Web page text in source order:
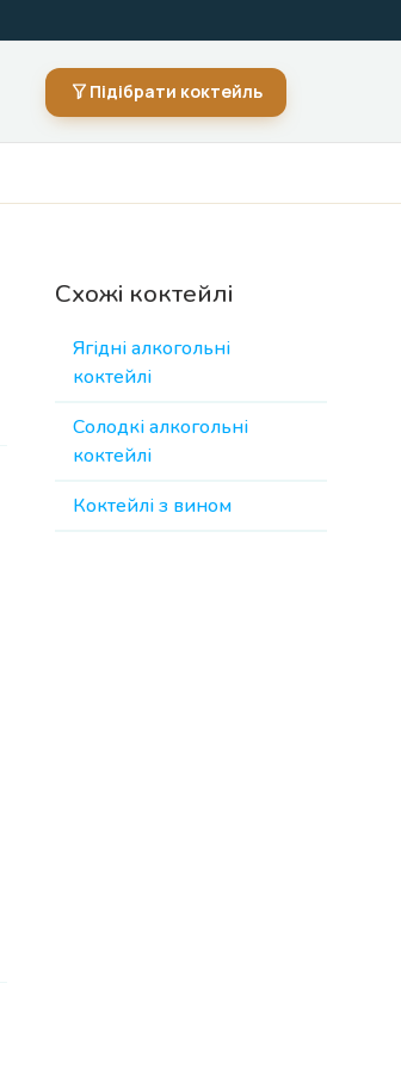
Підібрати коктейль
Схожі коктейлі
Ягідні алкогольні
коктейлі
Солодкі алкогольні
коктейлі
Коктейлі з вином